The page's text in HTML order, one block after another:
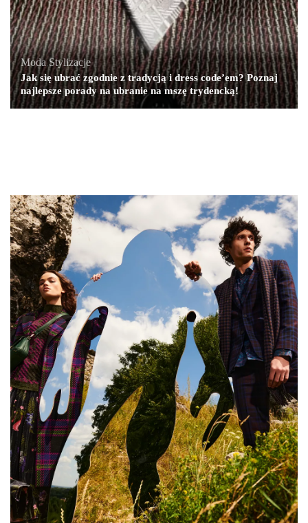
Moda,Stylizacje
Jak się ubrać zgodnie z tradycją i dress code’em? Poznaj
najlepsze porady na ubranie na mszę trydencką!